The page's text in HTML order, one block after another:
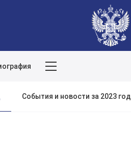
События и новости за 2023 год